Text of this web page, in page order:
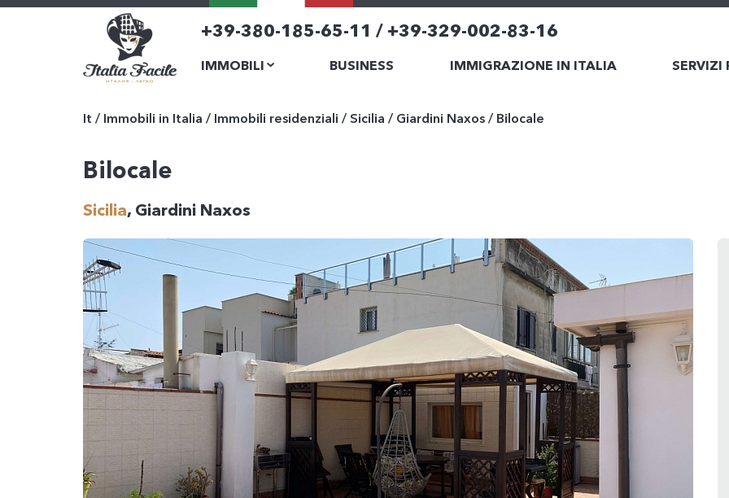
+39-380-185-65-11 / +39-329-002-83-16
IMMOBILI BUSINESS IMMIGRAZIONE IN ITALIA SERVIZI
It / Immobili in Italia / Immobili residenziali / Sicilia / Giardini Naxos / Bilocale
Bilocale
Sicilia, Giardini Naxos